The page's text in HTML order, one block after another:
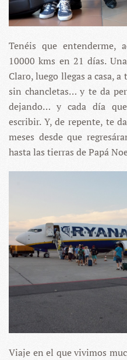
Tenéis que entenderme,
10000 kms en 21 días.
Claro, luego llegas a casa,
sin chancletas… y te da
dejando… y cada día
escribir. Y, de repente, te
meses desde que
hasta las tierras de Papá
Viaje en el que vivimos